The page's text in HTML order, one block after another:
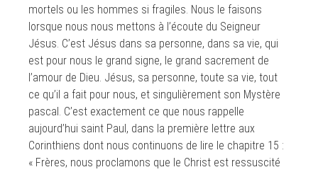
mortels ou les hommes si fragiles. Nous le faisons
lorsque nous nous mettons à l’écoute du Seigneur
Jésus. C’est Jésus dans sa personne, dans sa vie, qui
est pour nous le grand signe, le grand sacrement de
l’amour de Dieu. Jésus, sa personne, toute sa vie, tout
ce qu’il a fait pour nous, et singulièrement son Mystère
pascal. C’est exactement ce que nous rappelle
aujourd’hui saint Paul, dans la première lettre aux
Corinthiens dont nous continuons de lire le chapitre 15 :
« Frères, nous proclamons que le Christ est ressuscité